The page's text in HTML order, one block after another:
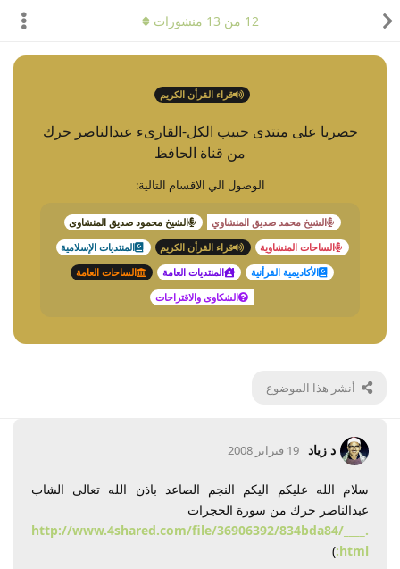
قراء القرأن الكريم
حصريا على منتدى حبيب الكل-القارىء عبدالناصر حرك
من قناة الحافظ
الوصول الي الاقسام التالية:
الشيخ محمد صديق المنشاوي
الشيخ محمود صديق المنشاوى
الساحات المنشاوية
قراء القرأن الكريم
المنتديات الإسلامية
الأكاديمية القرأنية
المنتديات العامة
الساحات العامة
الشكاوى والاقتراحات
أنشر هذا الموضوع
12 من 13 منشورات
د زياد 19 فبراير 2008
سلام الله عليكم اليكم النجم الصاعد باذن الله تعالى الشاب
عبدالناصر حرك من سورة الحجرات
http://www.4shared.com/file/36906392/834bda84/____.
html:
)